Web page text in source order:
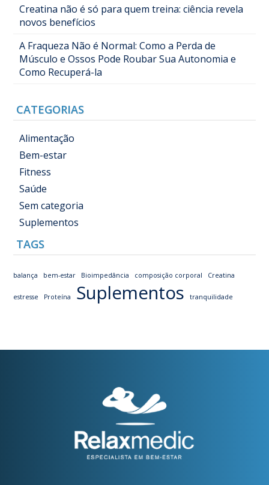
Creatina não é só para quem treina: ciência revela
novos benefícios
A Fraqueza Não é Normal: Como a Perda de
Músculo e Ossos Pode Roubar Sua Autonomia e
Como Recuperá-la
CATEGORIAS
Alimentação
Bem-estar
Fitness
Saúde
Sem categoria
Suplementos
TAGS
balança bem-estar Bioimpedância composição corporal Creatina
estresse Proteína Suplementos tranquilidade